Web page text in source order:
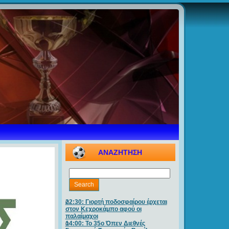
ΑΝΑΖΗΤΗΣΗ
22:30: Γιορτή ποδοσφαίρου έρχεται
στον Κεχροκάμπο αφού οι
παλαίμαχοι
14:00: Το 35ο Όπεν Διεθνές